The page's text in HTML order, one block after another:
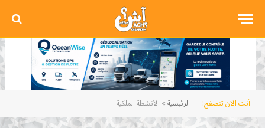
أنت الآن تتصفح: الرئيسية» الأنشطة الملكية